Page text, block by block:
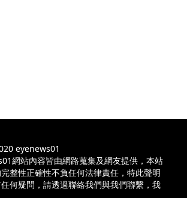
eyenews01
網站內容皆由網路蒐集及網友提供，本站
整性正確性不負任何法律責任，特此聲明
何疑問，請透過聯絡我們與我們聯繫，我